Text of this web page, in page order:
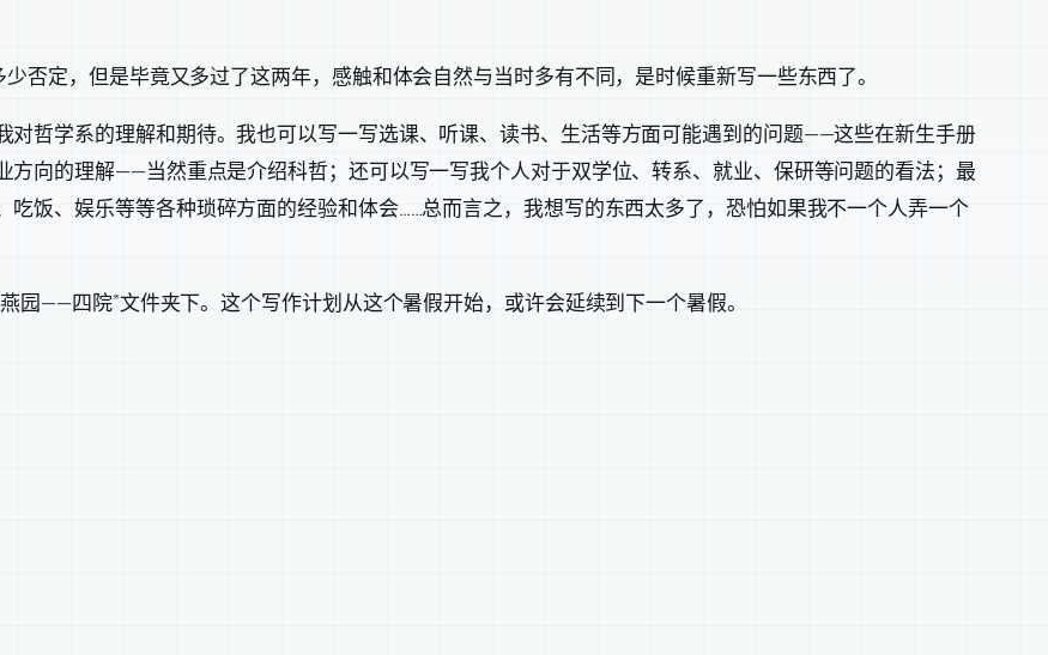
否定，但是毕竟又多过了这两年，感触和体会自然与当时多有不同，是时候重新写一些东西了。
哲学系的理解和期待。我也可以写一写选课、听课、读书、生活等方面可能遇到的问题——这些在新生手册
方向的理解——当然重点是介绍科哲；还可以写一写我个人对于双学位、转系、就业、保研等问题的看法；最
饭、娱乐等等各种琐碎方面的经验和体会……总而言之，我想写的东西太多了，恐怕如果我不一个人弄一个
园——四院”文件夹下。这个写作计划从这个暑假开始，或许会延续到下一个暑假。